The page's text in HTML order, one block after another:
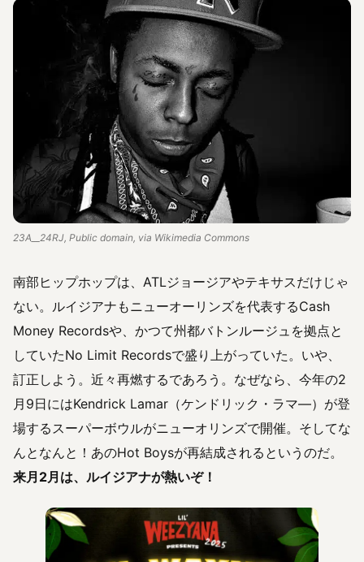
23A__24RJ, Public domain, via Wikimedia Commons
南部ヒップホップは、ATLジョージアやテキサスだけじゃ
ない。ルイジアナもニューオーリンズを代表するCash
Money Recordsや、かつて州都バトンルージュを拠点と
していたNo Limit Recordsで盛り上がっていた。いや、
訂正しよう。近々再燃するであろう。なぜなら、今年の2
月9日にはKendrick Lamar（ケンドリック・ラマ―）が登
場するスーパーボウルがニューオリンズで開催。そしてな
んとなんと！あのHot Boysが再結成されるというのだ。
来月2月は、ルイジアナが熱いぞ！